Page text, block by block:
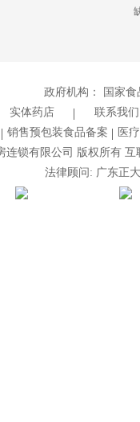
政府机构：
国家
实体药店
联系我们
销售预包装食品备案
医
锁有限公司 版权所有
法律顾问: 广东正